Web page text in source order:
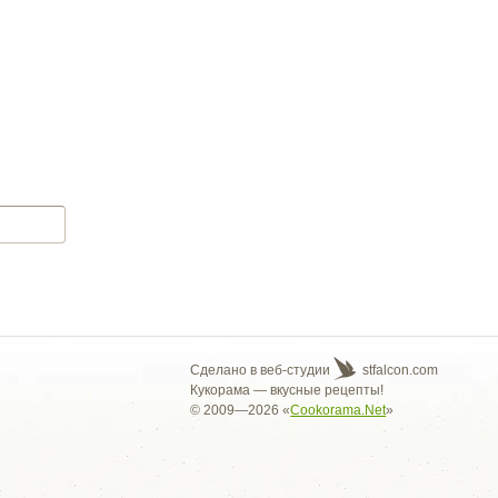
Сделано в веб-студии
stfalcon.com
Кукорама — вкусные рецепты!
© 2009—2026 «Cookorama.Net»